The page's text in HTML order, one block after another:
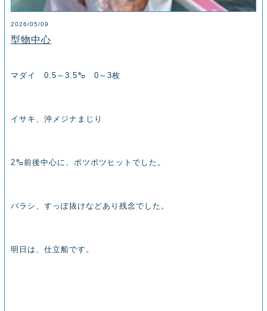
2026/05/09
型物中心
マダイ 0.5～3.5㌔ 0～3枚
イサキ、沖メジナまじり
2㌔前後中心に、ポツポツヒットでした。
バラシ、すっぽ抜けなどあり残念でした。
明日は、仕立船です。